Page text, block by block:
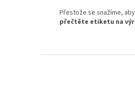
Přestože se snažíme,
přečtěte etiketu na